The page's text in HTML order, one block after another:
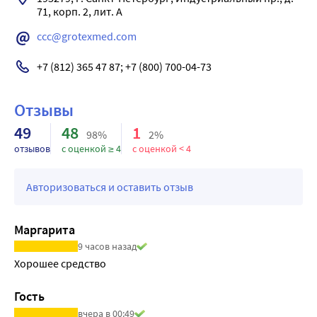
71, корп. 2, лит. А
ccc@grotexmed.com
+7 (812) 365 47 87; +7 (800) 700-04-73
Отзывы
49
отзывов
48 98%
с оценкой ≥ 4
1 2%
с оценкой < 4
Авторизоваться и оставить отзыв
Маргарита
9 часов назад
Хорошее средство
Гость
вчера в 00:49